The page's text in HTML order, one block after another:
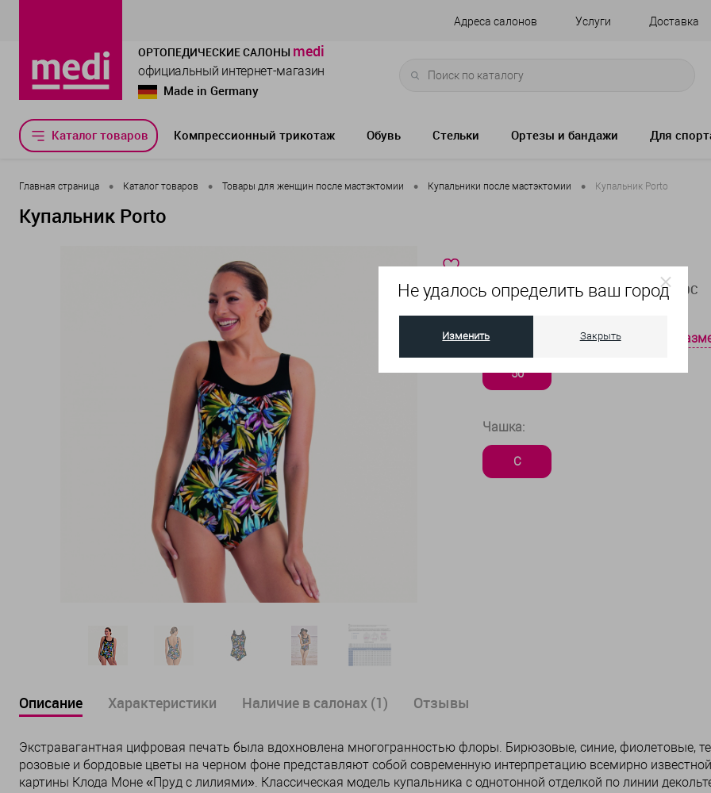
Не удалось определить ваш город
Изменить Закрыть
Адреса салонов Услуги Доставка
ОРТОПЕДИЧЕСКИЕ САЛОНЫ medi
официальный интернет-магазин
Made in Germany
Каталог товаров Компрессионный трикотаж Обувь Стельки Ортезы и бандажи Для
Главная страница • Каталог товаров • Товары для женщин после мастэктомии • Купальники после мастэктомии • Купальник Porto
Купальник Porto
Артикул: 6323-815-50C
Выберите размер: таблица
50
Чашка:
C
Описание Характеристики Наличие в салонах (1) Отзывы
Экстравагантная цифровая печать была вдохновлена многогранностью флоры. Бирюзовые, синие, фиолетовые,
розовые и бордовые цветы на черном фоне представляют собой современную интерпретацию всемирно известной
картины Клода Моне «Пруд с лилиями». Классическая модель купальника с однотонной отделкой по линии